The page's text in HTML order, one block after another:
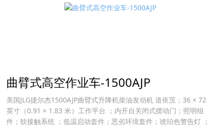
曲臂式高空作业车-1500AJP
美国JLG捷尔杰1500AJP曲臂式升降机柴油发动机 道依茨；36 × 72
英寸（0.91 × 1.83 米）工作平台 ；内开自关闭式摆动门；照明组
件；软接触系统 ；低温启动套件；恶劣环境套件；琥珀色警告灯 ；